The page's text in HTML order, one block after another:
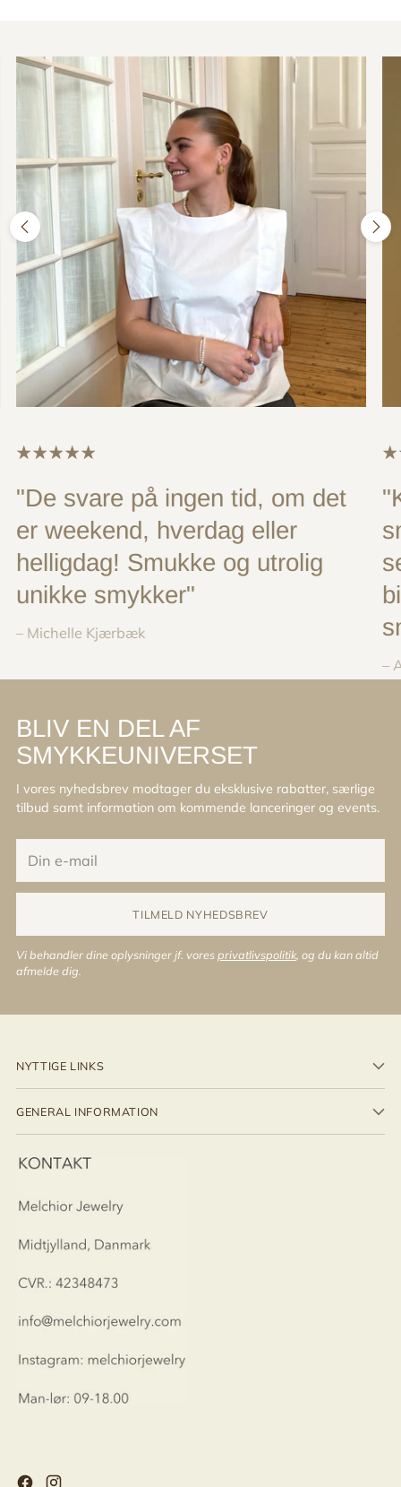
"De svare på ingen tid, om det
er weekend, hverdag eller
helligdag! Smukke og utrolig
unikke smykker"
– Michelle Kjærbæk
–
BLIV EN DEL AF
SMYKKEUNIVERSET
I vores nyhedsbrev modtager du eksklusive rabatter, særlige
tilbud samt information om kommende lanceringer og events.
e-
mail
TILMELD NYHEDSBREV
Vi behandler dine oplysninger jf. voresprivatlivspolitik , og du kan altid
afmelde dig.
NYTTIGE LINKS
GENERAL INFORMATION